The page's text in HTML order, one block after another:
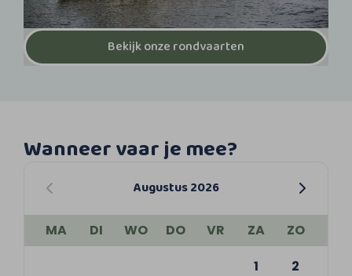
Bekijk onze rondvaarten
Wanneer vaar je mee?
Augustus 2026
MA DI WO DO VR ZA
ZO
1
2